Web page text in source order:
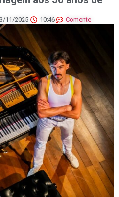
11/2025 10:46 Comente